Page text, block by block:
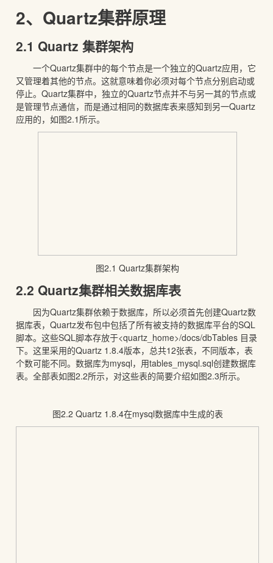
2、Quartz集群原理
2.1 Quartz 集群架构
一个Quartz集群中的每个节点是一个独立的Quartz应用，它
又管理着其他的节点。这就意味着你必须对每个节点分别启动或
停止。Quartz集群中，独立的Quartz节点并不与另一其的节点或
是管理节点通信，而是通过相同的数据库表来感知到另一Quartz
应用的，如图2.1所示。
图2.1 Quartz集群架构
2.2 Quartz集群相关数据库表
因为Quartz集群依赖于数据库，所以必须首先创建Quartz数
据库表，Quartz发布包中包括了所有被支持的数据库平台的SQL
脚本。这些SQL脚本存放于<quartz_home>/docs/dbTables 目录
下。这里采用的Quartz 1.8.4版本，总共12张表，不同版本，表
个数可能不同。数据库为mysql，用tables_mysql.sql创建数据库
表。全部表如图2.2所示，对这些表的简要介绍如图2.3所示。
图2.2 Quartz 1.8.4在mysql数据库中生成的表